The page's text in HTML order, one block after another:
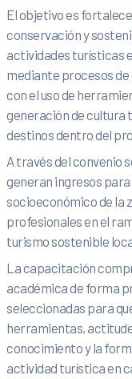
El objetivo es
conservación y
actividades turísticas
mediante procesos
con el uso de
generación de cultura
destinos dentro del
A través del convenio
generan ingresos
socioeconómico de la
profesionales en el
turismo sostenible
La capacitación
académicade forma
seleccionadas para
herramientas,
conocimiento y la
actividad turística en